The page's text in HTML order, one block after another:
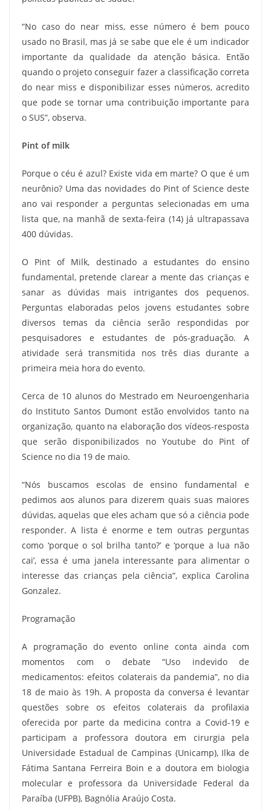
“No caso do near miss, esse número é bem pouco
usado no Brasil, mas já se sabe que ele é um indicador
importante da qualidade da atenção básica. Então
quando o projeto conseguir fazer a classificação correta
do near miss e disponibilizar esses números, acredito
que pode se tornar uma contribuição importante para
o SUS”, observa.
Pint of milk
Porque o céu é azul? Existe vida em marte? O que é um
neurônio? Uma das novidades do Pint of Science deste
ano vai responder a perguntas selecionadas em uma
lista que, na manhã de sexta-feira (14) já ultrapassava
400 dúvidas.
O Pint of Milk, destinado a estudantes do ensino
fundamental, pretende clarear a mente das crianças e
sanar as dúvidas mais intrigantes dos pequenos.
Perguntas elaboradas pelos jovens estudantes sobre
diversos temas da ciência serão respondidas por
pesquisadores e estudantes de pós-graduação. A
atividade será transmitida nos três dias durante a
primeira meia hora do evento.
Cerca de 10 alunos do Mestrado em Neuroengenharia
do Instituto Santos Dumont estão envolvidos tanto na
organização, quanto na elaboração dos vídeos-resposta
que serão disponibilizados no Youtube do Pint of
Science no dia 19 de maio.
“Nós buscamos escolas de ensino fundamental e
pedimos aos alunos para dizerem quais suas maiores
dúvidas, aquelas que eles acham que só a ciência pode
responder. A lista é enorme e tem outras perguntas
como ‘porque o sol brilha tanto?’ e ‘porque a lua não
cai’, essa é uma janela interessante para alimentar o
interesse das crianças pela ciência”, explica Carolina
Gonzalez.
Programação
A programação do evento online conta ainda com
momentos com o debate “Uso indevido de
medicamentos: efeitos colaterais da pandemia”, no dia
18 de maio às 19h. A proposta da conversa é levantar
questões sobre os efeitos colaterais da profilaxia
oferecida por parte da medicina contra a Covid-19 e
participam a professora doutora em cirurgia pela
Universidade Estadual de Campinas (Unicamp), Ilka de
Fátima Santana Ferreira Boin e a doutora em biologia
molecular e professora da Universidade Federal da
Paraíba (UFPB), Bagnólia Araújo Costa.